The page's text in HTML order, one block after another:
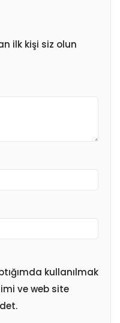
ilk kişi siz olun
kullanılmak
ve web site